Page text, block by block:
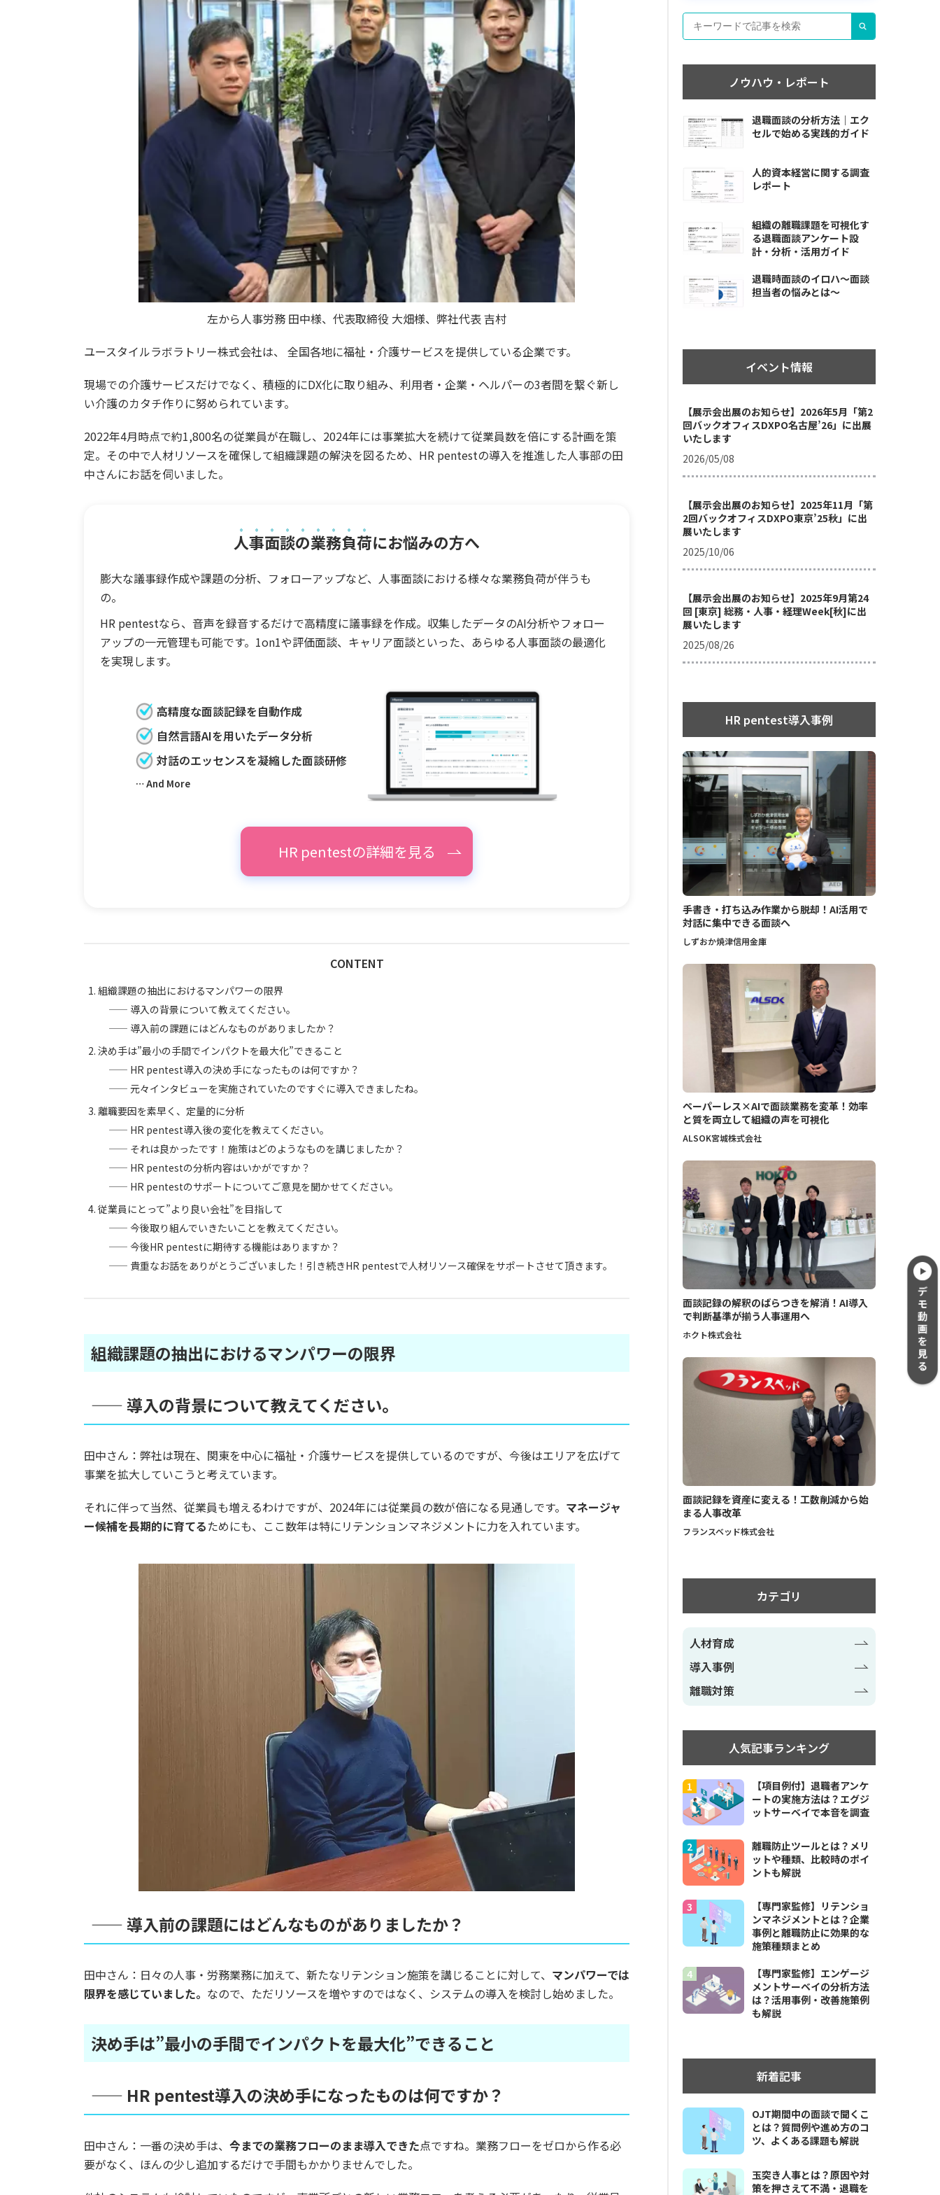
左から人事労務 田中様、代表取締役 大畑様、弊社代表 吉村
ユースタイルラボラトリー株式会社は、 全国各地に福祉・介護サービスを提供している企業です。
現場での介護サービスだけでなく、積極的にDX化に取り組み、利用者・企業・ヘルパーの3者間を繋ぐ新し
い介護のカタチ作りに努められています。
2022年4月時点で約1,800名の従業員が在職し、2024年には事業拡大を続けて従業員数を倍にする計画を策
定。その中で人材リソースを確保して組織課題の解決を図るため、HR pentestの導入を推進した人事部の田
中さんにお話を伺いました。
人事面談の業務負荷にお悩みの方へ
膨大な議事録作成や課題の分析、フォローアップなど、人事面談における様々な業務負荷が伴うも
の。
HR pentestなら、音声を録音するだけで高精度に議事録を作成。収集したデータのAI分析やフォロー
アップの一元管理も可能です。1on1や評価面談、キャリア面談といった、あらゆる人事面談の最適化
を実現します。
高精度な面談記録を自動作成
自然言語AIを用いたデータ分析
対話のエッセンスを凝縮した面談研修
… And More
HR pentestの詳細を見る
CONTENT
組織課題の抽出におけるマンパワーの限界
—— 導入の背景について教えてください。
—— 導入前の課題にはどんなものがありましたか？
決め手は”最小の手間でインパクトを最大化”できること
—— HR pentest導入の決め手になったものは何ですか？
—— 元々インタビューを実施されていたのですぐに導入できましたね。
離職要因を素早く、定量的に分析
—— HR pentest導入後の変化を教えてください。
—— それは良かったです！施策はどのようなものを講じましたか？
—— HR pentestの分析内容はいかがですか？
—— HR pentestのサポートについてご意見を聞かせてください。
従業員にとって”より良い会社”を目指して
—— 今後取り組んでいきたいことを教えてください。
—— 今後HR pentestに期待する機能はありますか？
—— 貴重なお話をありがとうございました！引き続きHR pentestで人材リソース確保をサポートさせて頂きます。
組織課題の抽出におけるマンパワーの限界
—— 導入の背景について教えてください。
田中さん：弊社は現在、関東を中心に福祉・介護サービスを提供しているのですが、今後はエリアを広げて
事業を拡大していこうと考えています。
それに伴って当然、従業員も増えるわけですが、2024年には従業員の数が倍になる見通しです。 マネージャ
ー候補を長期的に育てるためにも、ここ数年は特にリテンションマネジメントに力を入れています。
—— 導入前の課題にはどんなものがありましたか？
田中さん：日々の人事・労務業務に加えて、新たなリテンション施策を講じることに対して、 マンパワーでは
限界を感じていました。 なので、ただリソースを増やすのではなく、システムの導入を検討し始めました。
決め手は”最小の手間でインパクトを最大化”できること
—— HR pentest導入の決め手になったものは何ですか？
田中さん：一番の決め手は、 今までの業務フローのまま導入できた点ですね。業務フローをゼロから作る必
要がなく、ほんの少し追加するだけで手間もかかりませんでした。
ノウハウ・レポート
退職面談の分析方法｜エク
セルで始める実践的ガイド
人的資本経営に関する調査
レポート
組織の離職課題を可視化す
る退職面談アンケート設
計・分析・活用ガイド
退職時面談のイロハ〜面談
担当者の悩みとは〜
イベント情報
【展示会出展のお知らせ】2026年5月「第2
回バックオフィスDXPO名古屋’26」に出展
いたします
2026/05/08
【展示会出展のお知らせ】2025年11月「第
2回バックオフィスDXPO東京’25秋」に出
展いたします
2025/10/06
【展示会出展のお知らせ】2025年9月第24
回 [東京] 総務・人事・経理Week[秋]に出
展いたします
2025/08/26
HR pentest導入事例
手書き・打ち込み作業から脱却！AI活用で
対話に集中できる面談へ
しずおか焼津信用金庫
ペーパーレス×AIで面談業務を変革！効率
と質を両立して組織の声を可視化
ALSOK宮城株式会社
面談記録の解釈のばらつきを解消！AI導入
で判断基準が揃う人事運用へ
ホクト株式会社
面談記録を資産に変える！工数削減から始
まる人事改革
フランスベッド株式会社
カテゴリ
人材育成
導入事例
離職対策
人気記事ランキング
【項目例付】退職者アンケ
ートの実施方法は？エグジ
ットサーベイで本音を調査
離職防止ツールとは？メリ
ットや種類、比較時のポイ
ントも解説
【専門家監修】リテンショ
ンマネジメントとは？企業
事例と離職防止に効果的な
施策種類まとめ
【専門家監修】エンゲージ
メントサーベイの分析方法
は？活用事例・改善施策例
も解説
新着記事
OJT期間中の面談で聞くこ
とは？質問例や進め方のコ
ツ、よくある課題も解説
玉突き人事とは？原因や対
策を押さえて不満・退職を